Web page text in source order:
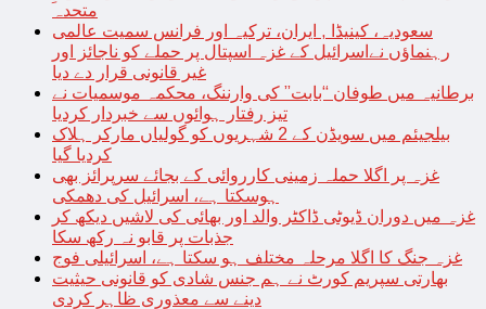
متحدہ
سعودیہ، کینیڈا , ایران، ترکیہ اور فرانس سمیت عالمی
رہنماؤں نےاسرائیل کے غزہ اسپتال پر حملے کو ناجائز اور
غیر قانونی قرار دے دیا
برطانیہ میں طوفان “بابت” کی وارننگ، محکمہ موسمیات نے
تیز رفتار ہوائوں سے خبردار کردیا
بیلجیئم میں سویڈن کے 2 شہریوں کو گولیاں مارکر ہلاک
کردیا گیا
غزہ پر اگلا حملہ زمینی کارروائی کے بجائے سرپرائز بھی
ہوسکتا ہے، اسرائیل کی دھمکی
غزہ میں دوران ڈیوٹی ڈاکٹر والد اور بھائی کی لاشیں دیکھ کر
جذبات پر قابو نہ رکھ سکا
غزہ جنگ کا اگلا مرحلہ مختلف ہو سکتا ہے، اسرائیلی فوج
بھارتی سپریم کورٹ نے ہم جنس شادی کو قانونی حیثیت
دینے سے معذوری ظاہر کردی